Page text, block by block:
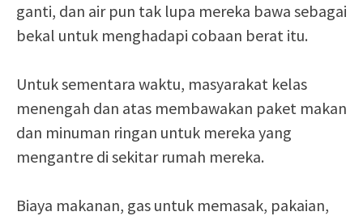
ganti, dan air pun tak lupa mereka bawa sebagai
bekal untuk menghadapi cobaan berat itu.
Untuk sementara waktu, masyarakat kelas
menengah dan atas membawakan paket makan
dan minuman ringan untuk mereka yang
mengantre di sekitar rumah mereka.
Biaya makanan, gas untuk memasak, pakaian,